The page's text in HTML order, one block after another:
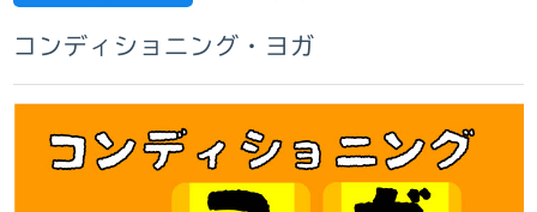
コンディショニング・ヨガ